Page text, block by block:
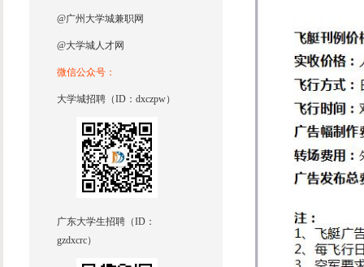
@广州大学城兼职网
@大学城人才网
微信公众号：
大学城招聘（ID：dxczpw）
广东大学生招聘（ID：
gzdxcrc）